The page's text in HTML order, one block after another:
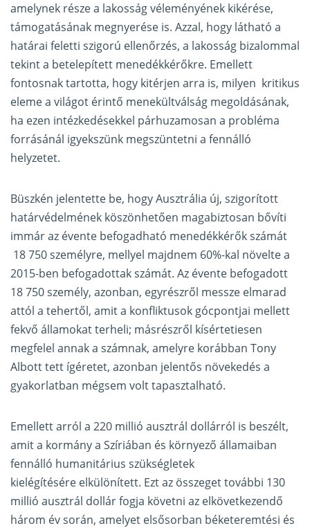
amelynek része a lakosság véleményének kikérése,
támogatásának megnyerése is. Azzal, hogy látható a
határai feletti szigorú ellenőrzés, a lakosság bizalommal
tekint a betelepített menedékkérőkre. Emellett
fontosnak tartotta, hogy kitérjen arra is, milyen kritikus
eleme a világot érintő menekültválság megoldásának,
ha ezen intézkedésekkel párhuzamosan a probléma
forrásánál igyekszünk megszüntetni a fennálló
helyzetet.
Büszkén jelentette be, hogy Ausztrália új, szigorított
határvédelmének köszönhetően magabiztosan bővíti
immár az évente befogadható menedékkérők számát
18 750 személyre, mellyel majdnem 60%-kal növelte a
2015-ben befogadottak számát. Az évente befogadott
18 750 személy, azonban, egyrészről messze elmarad
attól a tehertől, amit a konfliktusok gócpontjai mellett
fekvő államokat terheli; másrészről kísértetiesen
megfelel annak a számnak, amelyre korábban Tony
Albott tett ígéretet, azonban jelentős növekedés a
gyakorlatban mégsem volt tapasztalható.
Emellett arról a 220 millió ausztrál dollárról is beszélt,
amit a kormány a Szíriában és környező államaiban
fennálló humanitárius szükségletek
kielégítésére elkülönített. Ezt az összeget további 130
millió ausztrál dollár fogja követni az elkövetkezendő
három év során, amelyet elsősorban béketeremtési és